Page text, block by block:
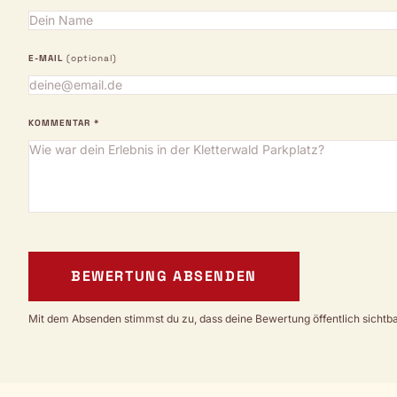
E-MAIL (optional)
KOMMENTAR *
BEWERTUNG ABSENDEN
Mit dem Absenden stimmst du zu, dass deine Bewertung öffentlich